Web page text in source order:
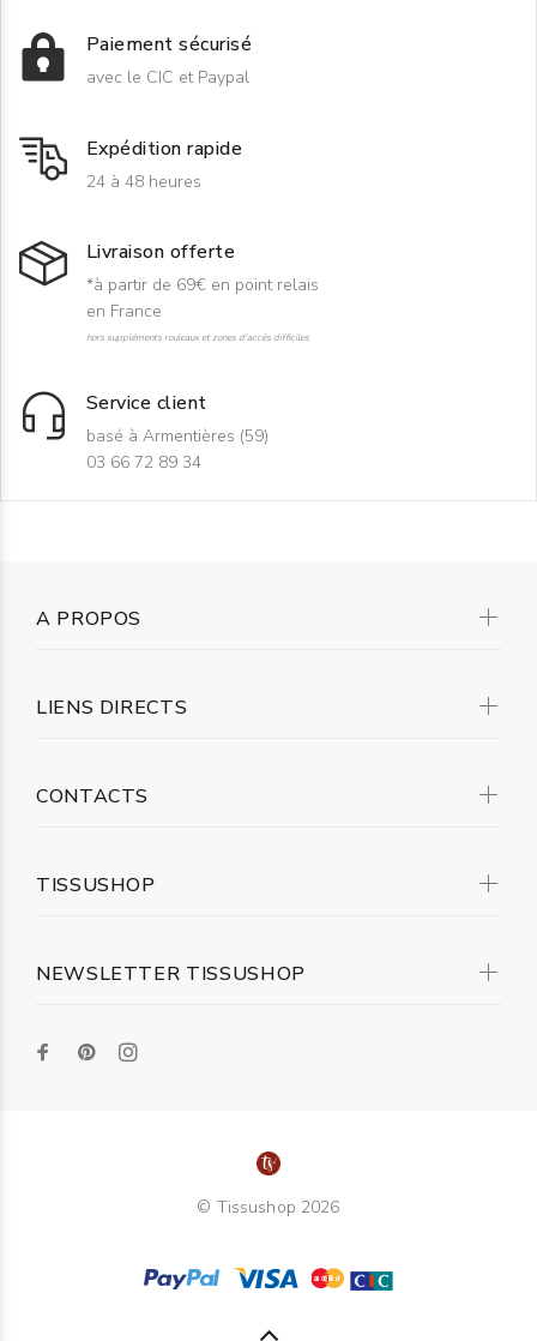
Paiement sécurisé
avec le CIC et Paypal
Expédition rapide
24 à 48 heures
Livraison offerte
*à partir de 69€ en point relais
en France
hors suppléments rouleaux et zones d'accès difficiles
Service client
basé à Armentières (59)
03 66 72 89 34
NEWSLETTER TISSUSHOP
A PROPOS
LIENS DIRECTS
CONTACTS
TISSUSHOP
© Tissushop 2026